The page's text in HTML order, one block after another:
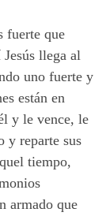
fuerte que
llega al
uno fuerte y
están en
y le vence, le
y reparte sus
tiempo,
armado que